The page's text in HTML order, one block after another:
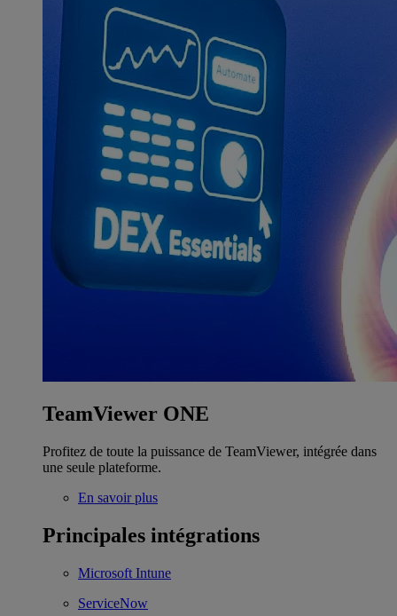
TeamViewer ONE
Profitez de toute la puissance de TeamViewer, intégrée dans
une seule plateforme.
En savoir plus
Principales intégrations
Microsoft Intune
ServiceNow